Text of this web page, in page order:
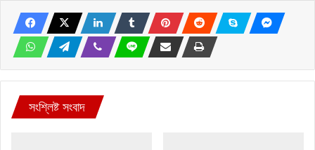
সংশ্লিষ্ট সংবাদ